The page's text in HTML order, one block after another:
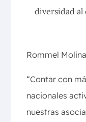
diversidad al
Rommel
“Contar con
nacionales
nuestras